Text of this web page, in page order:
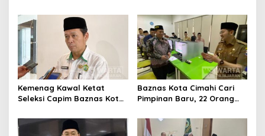
Publik
Kemenag Kawal Ketat
Seleksi Capim Baznas Kota
Komisioner Baznas
Berintegritas
Baznas Kota Cimahi Cari
Pimpinan Baru, 22 Orang